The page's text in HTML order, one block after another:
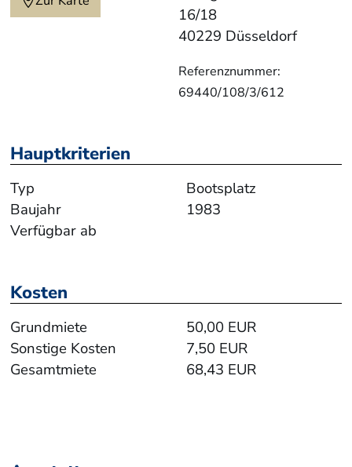
16/18
40229 Düsseldorf
Referenznummer:
69440/108/3/612
Hauptkriterien
Typ
Bootsplatz
Baujahr
1983
Verfügbar ab
Kosten
Grundmiete
50,00 EUR
Sonstige Kosten
7,50 EUR
Gesamtmiete
68,43 EUR